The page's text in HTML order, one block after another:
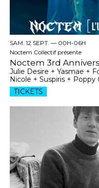
SAM. 12 SEPT. — 00H-06H
Noctem Collectif présente
Noctem 3rd
Julie Desire + Yasmae +
Nicole + Suspiris + Poppy
TICKETS